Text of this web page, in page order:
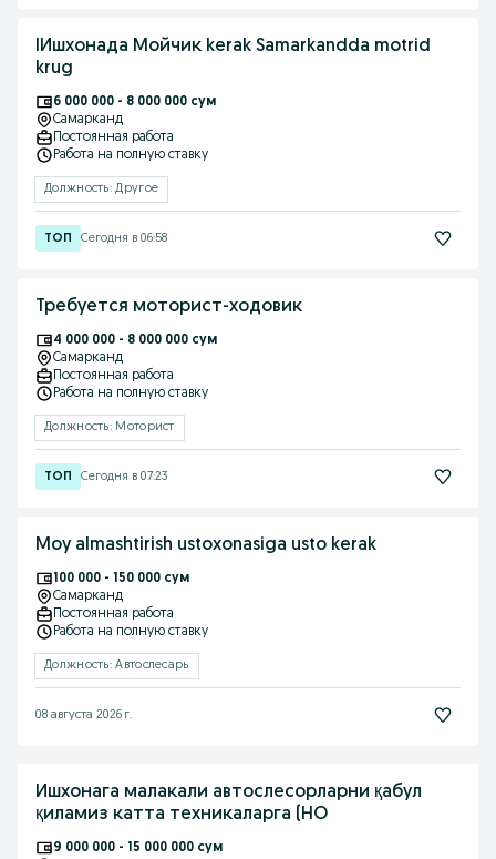
IИшхонада Мойчик kerak Samarkandda motrid
krug
6 000 000 - 8 000 000 сум
Самарканд
Постоянная работа
Работа на полную ставку
Должность: Другое
Сегодня в 06:58
Требуется моторист-ходовик
4 000 000 - 8 000 000 сум
Самарканд
Постоянная работа
Работа на полную ставку
Должность: Моторист
Сегодня в 07:23
Moy almashtirish ustoxonasiga usto kerak
100 000 - 150 000 сум
Самарканд
Постоянная работа
Работа на полную ставку
Должность: Автослесарь
08 августа 2026 г.
Ишхонага малакали автослесорларни қабул
қиламиз катта техникаларга (HO
9 000 000 - 15 000 000 сум